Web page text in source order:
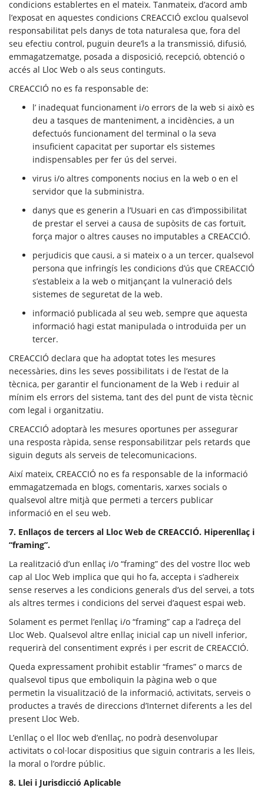
condicions establertes en el mateix. Tanmateix, d’acord amb
l’exposat en aquestes condicions CREACCIÓ exclou qualsevol
responsabilitat pels danys de tota naturalesa que, fora del
seu efectiu control, puguin deure’ls a la transmissió, difusió,
emmagatzematge, posada a disposició, recepció, obtenció o
accés al Lloc Web o als seus continguts.
CREACCIÓ no es fa responsable de:
l’ inadequat funcionament i/o errors de la web si això es
deu a tasques de manteniment, a incidències, a un
defectuós funcionament del terminal o la seva
insuficient capacitat per suportar els sistemes
indispensables per fer ús del servei.
virus i/o altres components nocius en la web o en el
servidor que la subministra.
danys que es generin a l’Usuari en cas d’impossibilitat
de prestar el servei a causa de supòsits de cas fortuït,
força major o altres causes no imputables a CREACCIÓ.
perjudicis que causi, a si mateix o a un tercer, qualsevol
persona que infringís les condicions d’ús que CREACCIÓ
s’estableix a la web o mitjançant la vulneració dels
sistemes de seguretat de la web.
informació publicada al seu web, sempre que aquesta
informació hagi estat manipulada o introduïda per un
tercer.
CREACCIÓ declara que ha adoptat totes les mesures
necessàries, dins les seves possibilitats i de l’estat de la
tècnica, per garantir el funcionament de la Web i reduir al
mínim els errors del sistema, tant des del punt de vista tècnic
com legal i organitzatiu.
CREACCIÓ adoptarà les mesures oportunes per assegurar
una resposta ràpida, sense responsabilitzar pels retards que
siguin deguts als serveis de telecomunicacions.
Així mateix, CREACCIÓ no es fa responsable de la informació
emmagatzemada en blogs, comentaris, xarxes socials o
qualsevol altre mitjà que permeti a tercers publicar
informació en el seu web.
7. Enllaços de tercers al Lloc Web de CREACCIÓ. Hiperenllaç i
“framing”.
La realització d’un enllaç i/o “framing” des del vostre lloc web
cap al Lloc Web implica que qui ho fa, accepta i s’adhereix
sense reserves a les condicions generals d’us del servei, a tots
als altres termes i condicions del servei d’aquest espai web.
Solament es permet l’enllaç i/o “framing” cap a l’adreça del
Lloc Web. Qualsevol altre enllaç inicial cap un nivell inferior,
requerirà del consentiment exprés i per escrit de CREACCIÓ.
Queda expressament prohibit establir “frames” o marcs de
qualsevol tipus que emboliquin la pàgina web o que
permetin la visualització de la informació, activitats, serveis o
productes a través de direccions d’Internet diferents a les del
present Lloc Web.
L’enllaç o el lloc web d’enllaç, no podrà desenvolupar
activitats o col·locar dispositius que siguin contraris a les lleis,
la moral o l’ordre públic.
8. Llei i Jurisdicció Aplicable